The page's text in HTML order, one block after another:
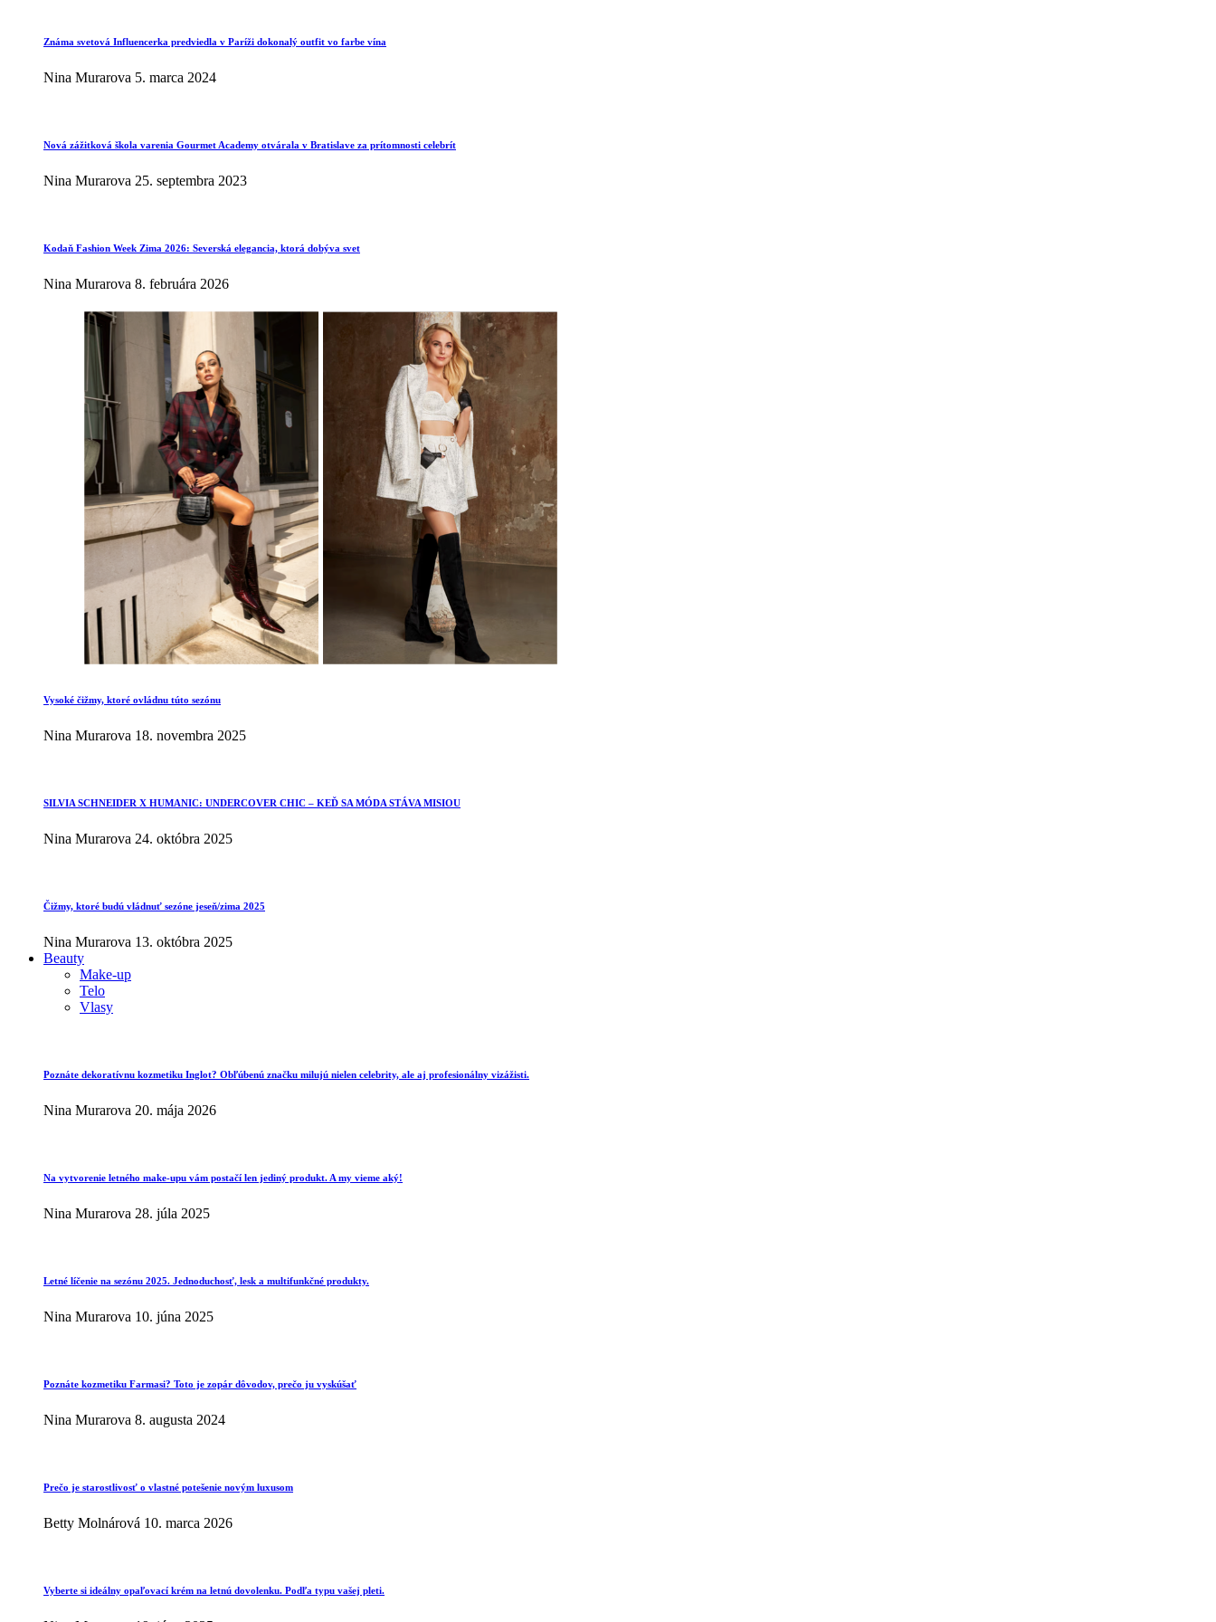
Známa svetová Influencerka predviedla v Paríži dokonalý outfit vo farbe vína
Nina Murarova 5. marca 2024
Nová zážitková škola varenia Gourmet Academy otvárala v Bratislave za prítomnosti celebrít
Nina Murarova 25. septembra 2023
Kodaň Fashion Week Zima 2026: Severská elegancia, ktorá dobýva svet
Nina Murarova 8. februára 2026
Vysoké čižmy, ktoré ovládnu túto sezónu
Nina Murarova 18. novembra 2025
SILVIA SCHNEIDER X HUMANIC: UNDERCOVER CHIC – KEĎ SA MÓDA STÁVA MISIOU
Nina Murarova 24. októbra 2025
Čižmy, ktoré budú vládnuť sezóne jeseň/zima 2025
Nina Murarova 13. októbra 2025
Beauty
Make-up
Telo
Vlasy
Poznáte dekoratívnu kozmetiku Inglot? Obľúbenú značku milujú nielen celebrity, ale aj profesionálny vizážisti.
Nina Murarova 20. mája 2026
Na vytvorenie letného make-upu vám postačí len jediný produkt. A my vieme aký!
Nina Murarova 28. júla 2025
Letné líčenie na sezónu 2025. Jednoduchosť, lesk a multifunkčné produkty.
Nina Murarova 10. júna 2025
Poznáte kozmetiku Farmasi? Toto je zopár dôvodov, prečo ju vyskúšať
Nina Murarova 8. augusta 2024
Prečo je starostlivosť o vlastné potešenie novým luxusom
Betty Molnárová 10. marca 2026
Vyberte si ideálny opaľovací krém na letnú dovolenku. Podľa typu vašej pleti.